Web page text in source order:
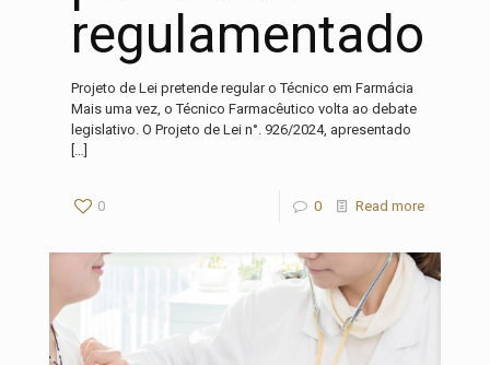
regulamentado
Projeto de Lei pretende regular o Técnico em Farmácia
Mais uma vez, o Técnico Farmacêutico volta ao debate
legislativo. O Projeto de Lei n°. 926/2024, apresentado
[…]
0 0 Read more